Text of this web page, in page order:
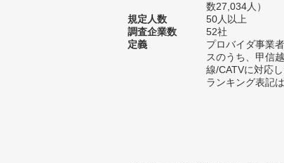
数27,034人）
規定人数
50人以上
調査企業数
52社
定義
プロバイダ事業
スのうち、甲信
線/CATVに対応
ランキング表記